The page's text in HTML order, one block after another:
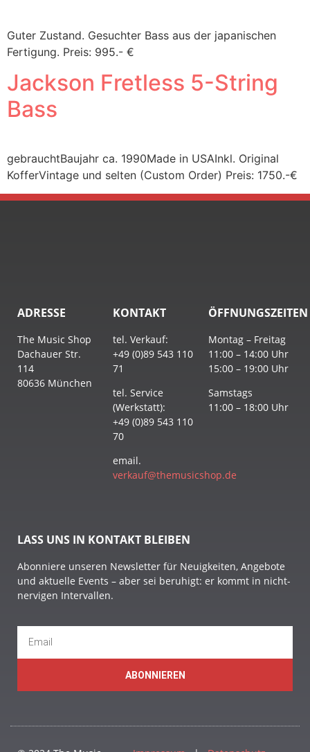
Guter Zustand. Gesuchter Bass aus der japanischen
Fertigung. Preis: 995.- €
Jackson Fretless 5-String
Bass
gebrauchtBaujahr ca. 1990Made in USAInkl. Original
KofferVintage und selten (Custom Order) Preis: 1750.-€
ADRESSE
The Music Shop
Dachauer Str.
114
80636 München
KONTAKT
tel. Verkauf:
+49 (0)89 543 110
71
tel. Service
(Werkstatt):
+49 (0)89 543 110
70
email.
verkauf@themusicshop.de
ÖFFNUNGSZEITEN
Montag – Freitag
11:00 – 14:00 Uhr
15:00 – 19:00 Uhr
Samstags
11:00 – 18:00 Uhr
LASS UNS IN KONTAKT BLEIBEN
Abonniere unseren Newsletter für Neuigkeiten, Angebote
und aktuelle Events – aber sei beruhigt: er kommt in nicht-
nervigen Intervallen.
ABONNIEREN